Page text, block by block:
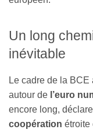
Un long
inévitable
Le cadre de la
autour de l’euro
encore long,
coopération étroite